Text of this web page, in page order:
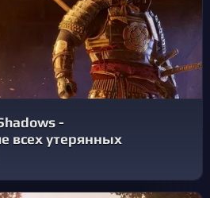
-
всех утерянных